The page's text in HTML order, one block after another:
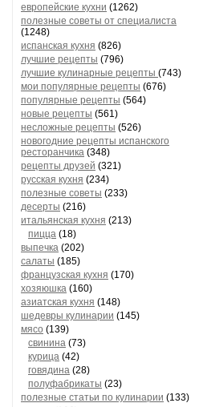
европейские кухни (1262)
полезные советы от специалиста
(1248)
испанская кухня (826)
лучшие рецепты (796)
лучшие кулинарные рецепты (743)
мои популярные рецепты (676)
популярные рецепты (564)
новые рецепты (561)
несложные рецепты (526)
новогодние рецепты испанского
ресторанчика (348)
рецепты друзей (321)
русская кухня (234)
полезные советы (233)
десерты (216)
итальянская кухня (213)
пицца (18)
выпечка (202)
салаты (185)
французская кухня (170)
хозяюшка (160)
азиатская кухня (148)
шедевры кулинарии (145)
мясо (139)
свинина (73)
курица (42)
говядина (28)
полуфабрикаты (23)
полезные статьи по кулинарии (133)